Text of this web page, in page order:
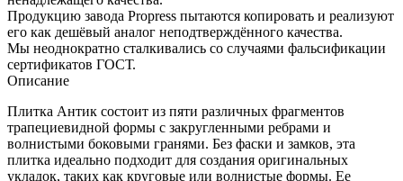
Продукцию завода Propress пытаются копировать и реализуют
его как дешёвый аналог неподтверждённого качества.
Мы неоднократно сталкивались со случаями фальсификации
сертификатов ГОСТ.
Описание
Плитка Антик состоит из пяти различных фрагментов
трапециевидной формы с закругленными ребрами и
волнистыми боковыми гранями. Без фаски и замков, эта
плитка идеально подходит для создания оригинальных
укладок, таких как круговые или волнистые формы. Ее